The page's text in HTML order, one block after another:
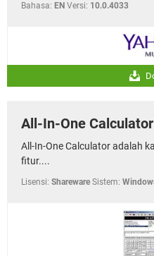
Bahasa: EN Versi: 10.0.4033
All-In-One Calculator
All-In-One Calculator adalah
fitur....
Lisensi: Shareware Sistem: